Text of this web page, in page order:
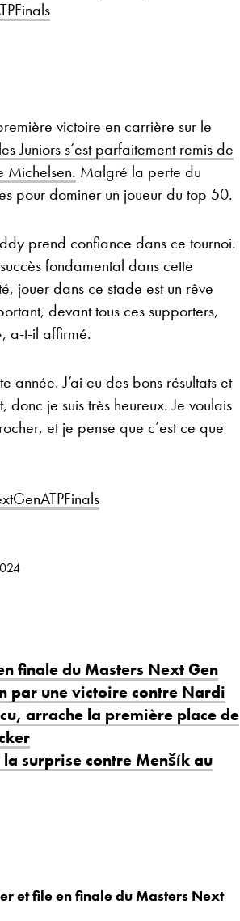
victoire en carrière sur le
Juniors s’est parfaitement remis de
Michelsen. Malgré la perte du
pour dominer un joueur du top 50.
prend confiance dans ce tournoi.
fondamental dans cette
jouer dans ce stade est un rêve
devant tous ces supporters,
a-t-il affirmé.
année. J’ai eu des bons résultats et
je suis très heureux. Je voulais
et je pense que c’est ce que
finale du Masters Next Gen
par une victoire contre Nardi
arrache la première place de
la surprise contre Menšík au
et file en finale du Masters Next